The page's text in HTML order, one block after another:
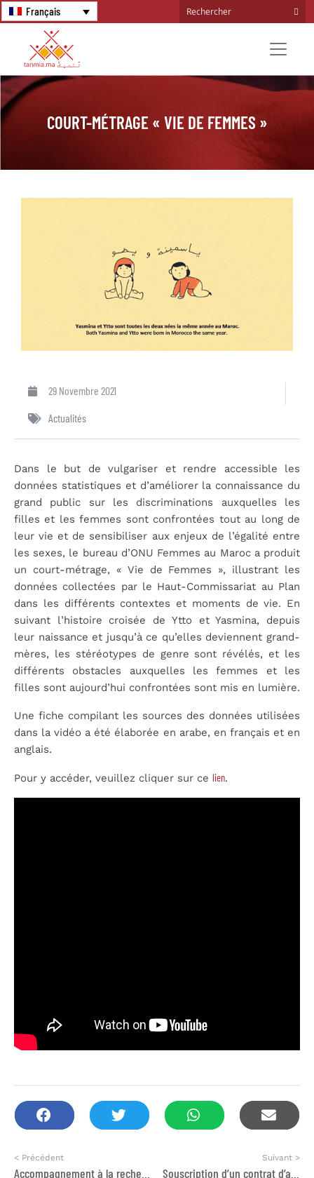
Français
COURT-MÉTRAGE « VIE DE FEMMES »
29 Novembre 2021
Actualités
Dans le but de vulgariser et rendre accessible les
données statistiques et d’améliorer la connaissance du
grand public sur les discriminations auxquelles les
filles et les femmes sont confrontées tout au long de
leur vie et de sensibiliser aux enjeux de l’égalité entre
les sexes, le bureau d’ONU Femmes au Maroc a produit
un court-métrage, « Vie de Femmes », illustrant les
données collectées par le Haut-Commissariat au Plan
dans les différents contextes et moments de vie. En
suivant l’histoire croisée de Ytto et Yasmina, depuis
leur naissance et jusqu’à ce qu’elles deviennent grand-
mères, les stéréotypes de genre sont révélés, et les
différents obstacles auxquelles les femmes et les
filles sont aujourd’hui confrontées sont mis en lumière.
Une fiche compilant les sources des données utilisées
dans la vidéo a été élaborée en arabe, en français et en
anglais.
Pour y accéder, veuillez cliquer sur ce lien.
< Précédent Suivant >